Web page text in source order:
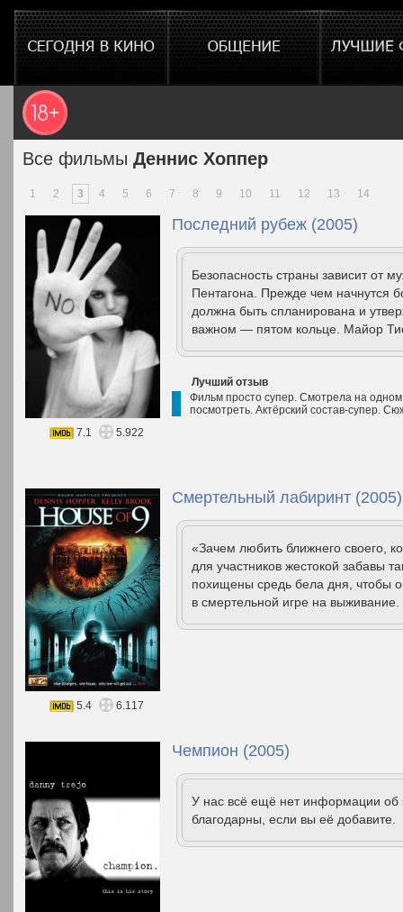
Все фильмы Деннис Хоппер
1 2 3 4 5 6 7 8 9 10 11 12 13 14
Последний рубеж (2005)
Безопасность страны зависит от
Пентагона. Прежде чем начнутся
должна быть спланирована и
важном — пятом кольце. Майор
Лучший отзыв
Фильм просто супер. Смотрела на
посмотреть. Актёрский состав-супер.
7.1
5.922
Смертельный лабиринт (2005)
«Зачем любить ближнего своего,
для участников жестокой забавы
похищены средь бела дня, чтобы
в смертельной игре на
5.4 6.117
Чемпион (2005)
У нас всё ещё нет информации
благодарны, если вы её добавите.